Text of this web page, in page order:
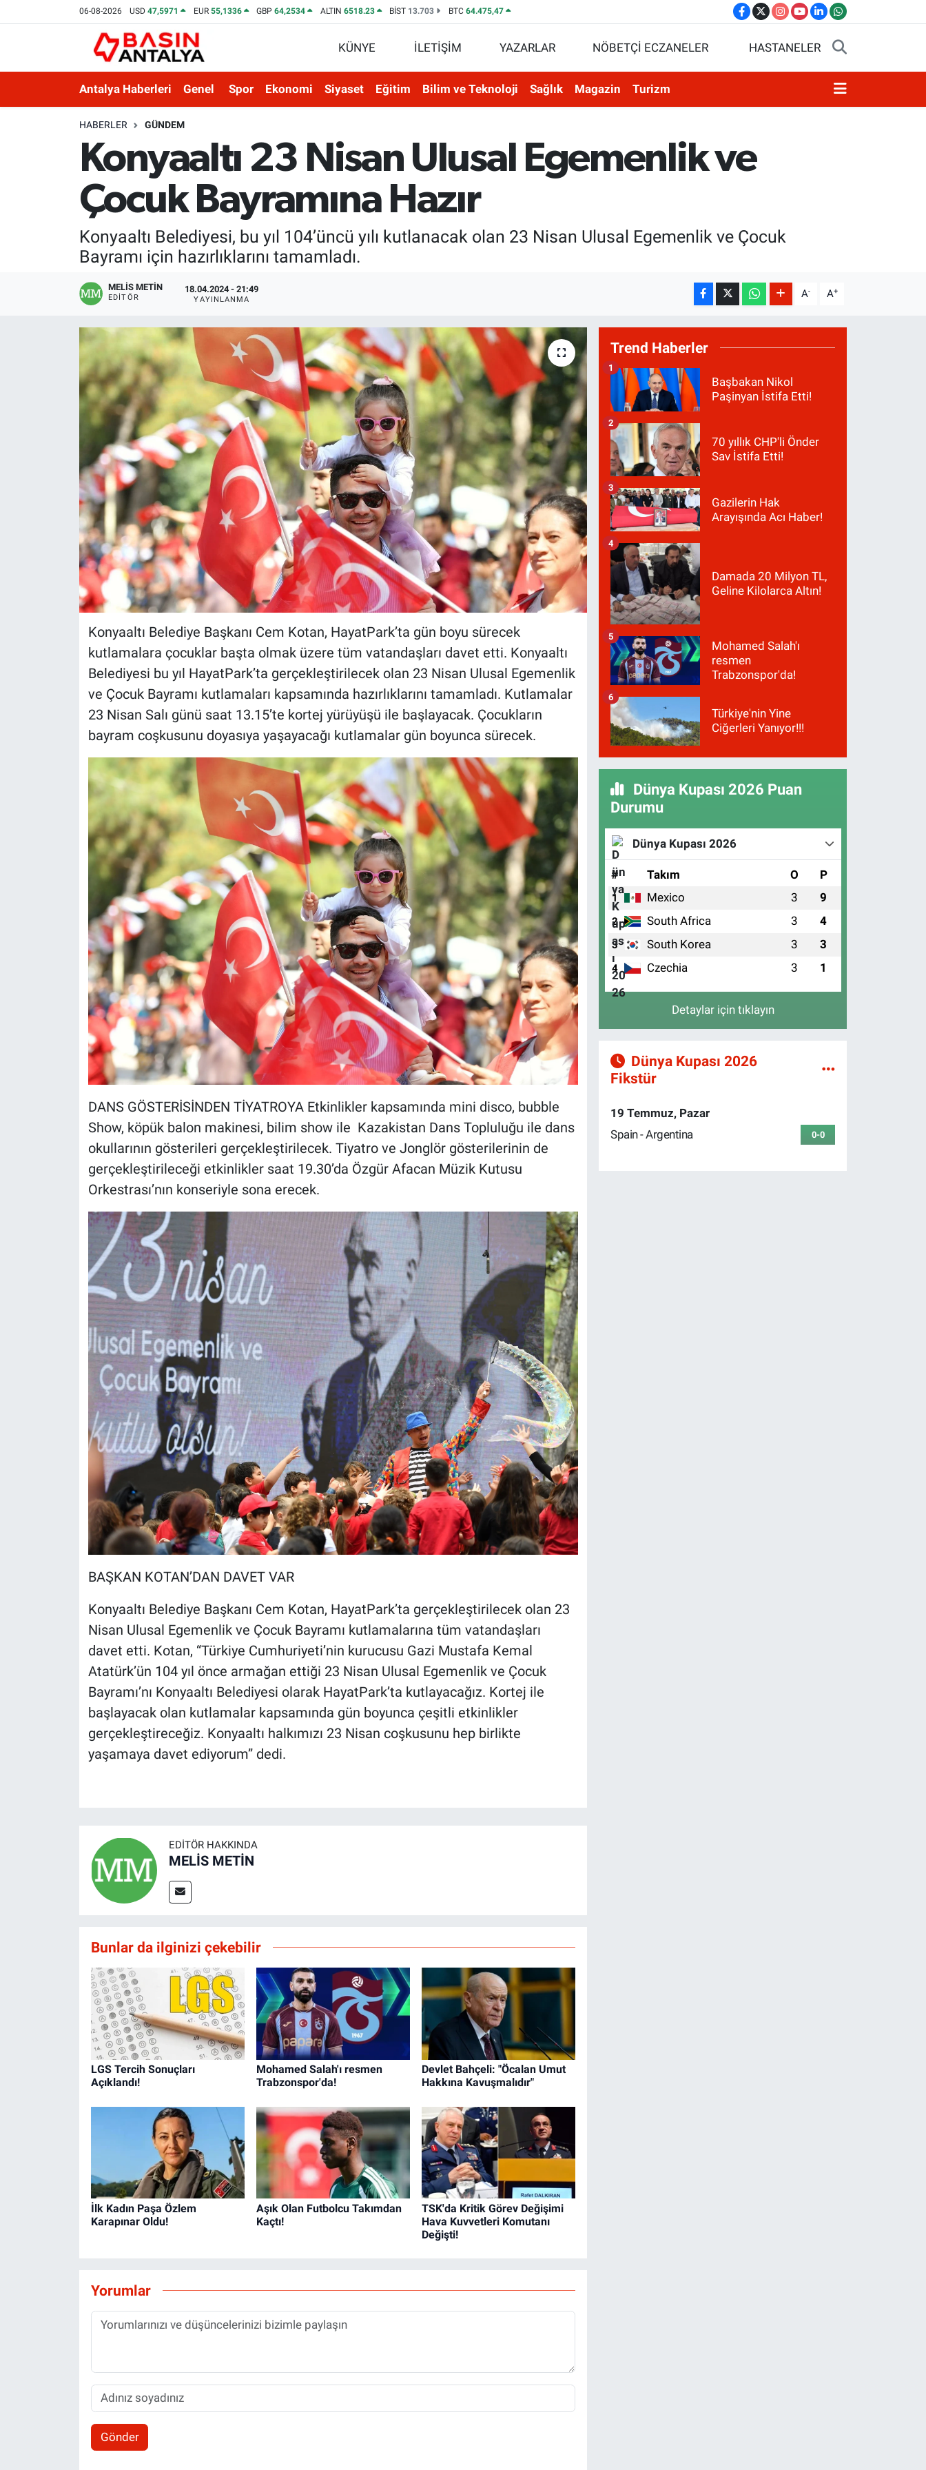
06-08-2026 USD47,5971 EUR 55,1336 GBP64,2534 ALTIN 6518.23 BİST 13.703 BTC 64.475,47
KÜNYE İLETİŞİM YAZARLAR NÖBETÇİ ECZANELER HASTANELER
Antalya Haberleri Genel Spor Ekonomi Siyaset Eğitim Bilim ve Teknoloji Sağlık Magazin Turizm
HABERLER GÜNDEM
Konyaaltı 23 Nisan Ulusal Egemenlik ve
Çocuk Bayramına Hazır
Konyaaltı Belediyesi, bu yıl 104’üncü yılı kutlanacak olan 23 Nisan Ulusal Egemenlik ve Çocuk
Bayramı için hazırlıklarını tamamladı.
MELİS METİN
EDITÖR
18.04.2024 - 21:49
YAYINLANMA A- A+
Konyaaltı Belediye Başkanı Cem Kotan, HayatPark’ta gün boyu sürecek
kutlamalara çocuklar başta olmak üzere tüm vatandaşları davet etti. Konyaaltı
Belediyesi bu yıl HayatPark’ta gerçekleştirilecek olan 23 Nisan Ulusal Egemenlik
ve Çocuk Bayramı kutlamaları kapsamında hazırlıklarını tamamladı. Kutlamalar
23 Nisan Salı günü saat 13.15’te kortej yürüyüşü ile başlayacak. Çocukların
bayram coşkusunu doyasıya yaşayacağı kutlamalar gün boyunca sürecek.
DANS GÖSTERİSİNDEN TİYATROYA Etkinlikler kapsamında mini disco, bubble
Show, köpük balon makinesi, bilim show ile Kazakistan Dans Topluluğu ile dans
okullarının gösterileri gerçekleştirilecek. Tiyatro ve Jonglör gösterilerinin de
gerçekleştirileceği etkinlikler saat 19.30’da Özgür Afacan Müzik Kutusu
Orkestrası’nın konseriyle sona erecek.
BAŞKAN KOTAN’DAN DAVET VAR
Konyaaltı Belediye Başkanı Cem Kotan, HayatPark’ta gerçekleştirilecek olan 23
Nisan Ulusal Egemenlik ve Çocuk Bayramı kutlamalarına tüm vatandaşları
davet etti. Kotan, “Türkiye Cumhuriyeti’nin kurucusu Gazi Mustafa Kemal
Atatürk’ün 104 yıl önce armağan ettiği 23 Nisan Ulusal Egemenlik ve Çocuk
Bayramı’nı Konyaaltı Belediyesi olarak HayatPark’ta kutlayacağız. Kortej ile
başlayacak olan kutlamalar kapsamında gün boyunca çeşitli etkinlikler
gerçekleştireceğiz. Konyaaltı halkımızı 23 Nisan coşkusunu hep birlikte
yaşamaya davet ediyorum” dedi.
EDITÖR HAKKINDA
MELİS METİN
Bunlar da ilginizi çekebilir
LGS Tercih Sonuçları
Açıklandı!
Mohamed Salah'ı resmen
Trabzonspor'da!
Devlet Bahçeli: "Öcalan Umut
Hakkına Kavuşmalıdır"
İlk Kadın Paşa Özlem
Karapınar Oldu!
Aşık Olan Futbolcu Takımdan
Kaçtı!
TSK'da Kritik Görev Değişimi
Hava Kuvvetleri Komutanı
Değişti!
Yorumlar
Gönder
Trend Haberler
Başbakan Nikol
Paşinyan İstifa Etti!
1
70 yıllık CHP'li Önder
Sav İstifa Etti!
2
Gazilerin Hak
Arayışında Acı Haber!
3
Damada 20 Milyon TL,
Geline Kilolarca Altın!
4
Mohamed Salah'ı
resmen
Trabzonspor'da!
5
Türkiye'nin Yine
Ciğerleri Yanıyor!!!
6
Dünya Kupası 2026 Puan
Durumu
Dünya Kupası 2026
# Takım O P
1 Mexico 3 9
2 South Africa 3 4
3 South Korea 3 3
4 Czechia 3 1
Detaylar için tıklayın
Dünya Kupası 2026
Fikstür
19 Temmuz, Pazar
Spain - Argentina
0-0